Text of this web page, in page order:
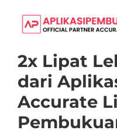
content
2x Lipat
dari
Accurate